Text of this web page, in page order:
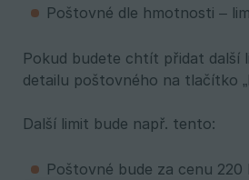
Poštovné dle hmotnosti –
Pokud budete chtít přidat další
detailu poštovného na tlačítko
Další limit bude např. tento:
Poštovné bude za cenu